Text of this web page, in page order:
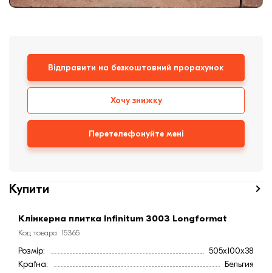
Будівельні суміші
Відправити на безкоштовний прорахунок
Хочу знижку
Перетелефонуйте мені
Купити
Клінкерна плитка Infinitum 3003 Longformat
Код товара: 15365
Розмір:
505x100x38
Країна:
Бельгия